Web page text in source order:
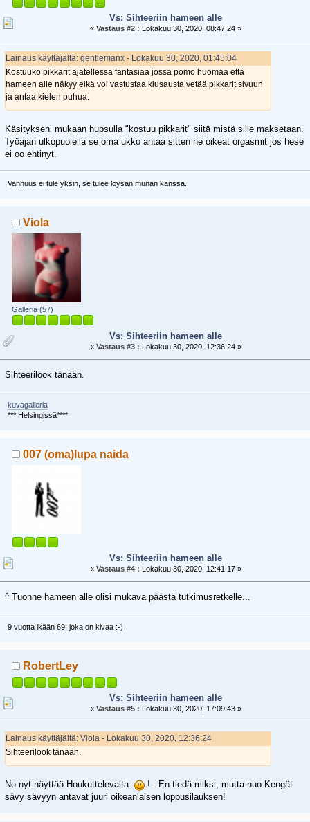
Vs: Sihteeriin hameen alle
« Vastaus #2 : Lokakuu 30, 2020, 08:47:24 »
Lainaus käyttäjältä: gentlemanx - Lokakuu 30, 2020, 01:45:04
Kostuuko pikkarit ajatellessa fantasiaa jossa pomo huomaa että
hameen alle näkyy eikä voi vastustaa kiusausta vetää pikkarit sivuun
ja antaa kielen puhua.
Käsitykseni mukaan hupsulla "kostuu pikkarit" siitä mistä sille maksetaan.
Työajan ulkopuolella se oma ukko antaa sitten ne oikeat orgasmit jos hese
ei oo ehtinyt.
Vanhuus ei tule yksin, se tulee löysän munan kanssa.
Viola
Galleria (57)
Vs: Sihteeriin hameen alle
« Vastaus #3 : Lokakuu 30, 2020, 12:36:24 »
Sihteerilook tänään.
kuvagalleria
*** Helsingissä****
007 (oma)lupa naida
Vs: Sihteeriin hameen alle
« Vastaus #4 : Lokakuu 30, 2020, 12:41:17 »
^ Tuonne hameen alle olisi mukava päästä tutkimusretkelle...
9 vuotta ikään 69, joka on kivaa :-)
RobertLey
Vs: Sihteeriin hameen alle
« Vastaus #5 : Lokakuu 30, 2020, 17:09:43 »
Lainaus käyttäjältä: Viola - Lokakuu 30, 2020, 12:36:24
Sihteerilook tänään.
No nyt näyttää Houkuttelevalta
! - En tiedä miksi, mutta nuo Kengät
sävy sävyyn antavat juuri oikeanlaisen loppusilauksen!